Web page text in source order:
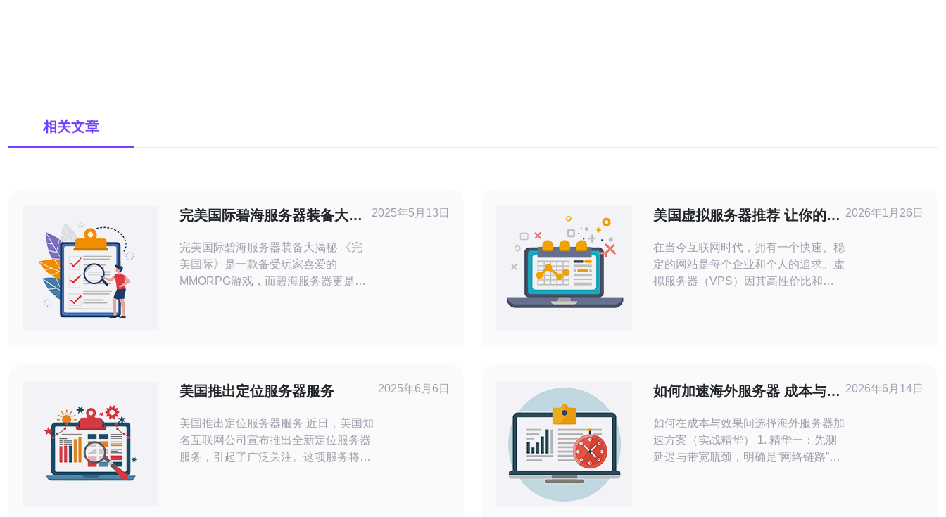
相关文章
完美国际碧海服务器装备大揭
完美国际碧海服务器装备大揭秘 《完
美国际》是一款备受玩家喜爱的
MMORPG游戏，而碧海服务器更是其
在《完美国际》碧海服务器中，玩家可
以通过以下途径获取装备：
2025年5月13日
美国虚拟服务器推荐 让你的网
在当今互联网时代，拥有一个快速、稳
定的网站是每个企业和个人的追求。虚
拟服务器（VPS）因其高性价比和灵
确自己的需求。以下是一些常见的虚拟
服务器提供商
2026年1月26日
美国推出定位服务器服务
美国推出定位服务器服务 近日，美国知
名互联网公司宣布推出全新定位服务器
服务，引起了广泛关注。这项服务将为
2025年6月6日
如何加速海外服务器 成本与效
如何在成本与效果间选择海外服务器加
速方案（实战精华） 1. 精华一：先测
延迟与带宽瓶颈，明确是“网络链路”还
2026年6月14日